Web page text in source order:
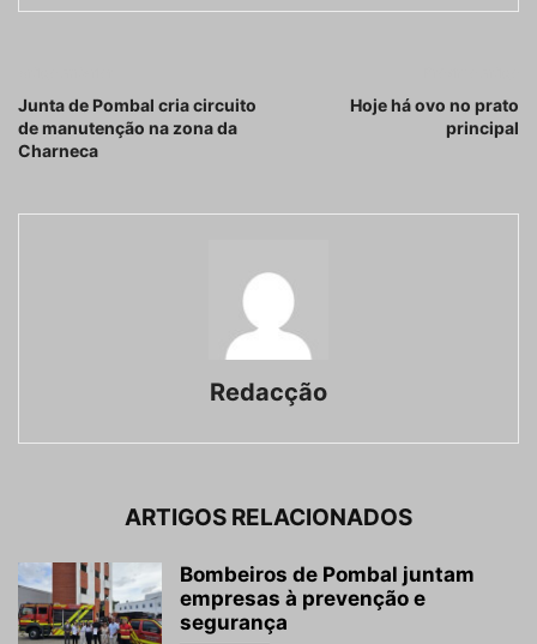
Junta de Pombal cria circuito
de manutenção na zona da
Charneca
Hoje há ovo no prato
principal
Redacção
ARTIGOS RELACIONADOS
Bombeiros de Pombal juntam
empresas à prevenção e
segurança